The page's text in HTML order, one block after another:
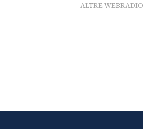
ALTRE WEBRADIO